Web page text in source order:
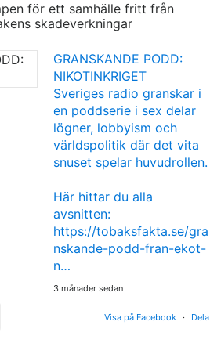
för ett samhälle fritt från
skadeverkningar
GRANSKANDE PODD:
NIKOTINKRIGET
Sveriges radio granskar i
en poddserie i sex delar
lögner, lobbyism och
världspolitik där det vita
snuset spelar huvudrollen.
Här hittar du alla
avsnitten:
https://tobaksfakta.se/gra
nskande-podd-fran-ekot-
n…
3 månader sedan
Visa på Facebook · Dela